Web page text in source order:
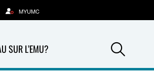
SUR L’EMU?
MYUMC